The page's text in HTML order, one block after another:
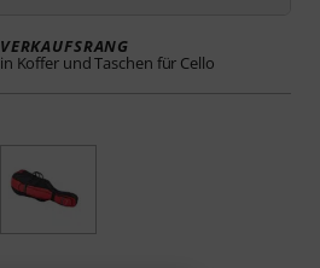
VERKAUFSRANG
in Koffer und Taschen für Cello